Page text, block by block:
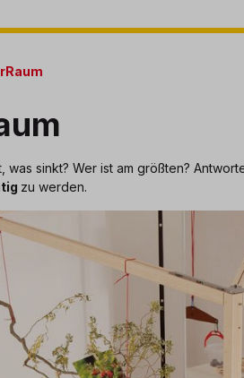
sinkt? Wer ist am größten?
zu werden.